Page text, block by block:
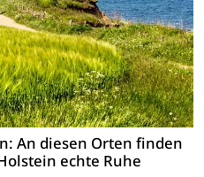
An diesen Orten finden
echte Ruhe